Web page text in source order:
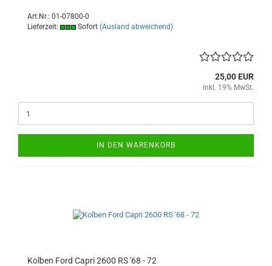
Art.Nr.: 01-07800-0
Lieferzeit:
Sofort (Ausland abweichend)
25,00 EUR
inkl. 19% MwSt.
IN DEN WARENKORB
Kolben Ford Capri 2600 RS '68 - 72